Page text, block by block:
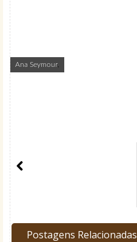
Ana Seymour
Postagens Relacionadas